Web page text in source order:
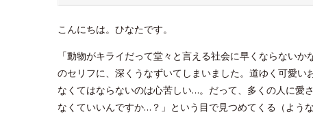
こんにちは。ひなたです。
「動物がキライだって堂々と言える社会に早くならない
のセリフに、深くうなずいてしまいました。道ゆく可愛
なくてはならないのは心苦しい…。だって、多くの人に
なくていいんですか…？」という目で見つめてくる（よう